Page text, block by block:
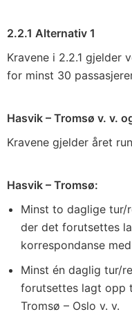
2.2.1 Alternativ 1
Kravene i 2.2.1
for minst 30
Hasvik – Tromsø v. v.
Kravene gjelder året
Hasvik – Tromsø:
Minst to daglige tur/
der det forutsettes
korrespondanse
Minst én daglig tur/
forutsettes lagt opp
Tromsø – Oslo v. v.